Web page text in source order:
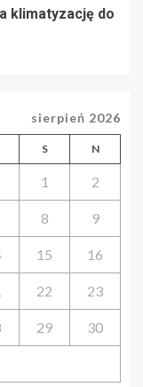
klimatyzację do
sierpień 2026
S N
1 2
8 9
15 16
22 23
29 30